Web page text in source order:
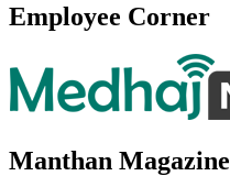
Employee Corner
Manthan Magazine